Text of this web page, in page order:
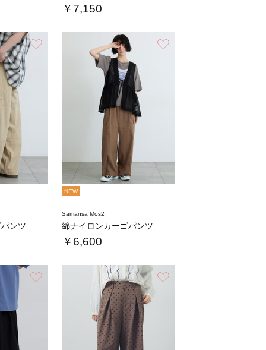
￥7,150
ンツ
NEW
Samansa Mos2
綿ナイロンカーゴパンツ
￥6,600